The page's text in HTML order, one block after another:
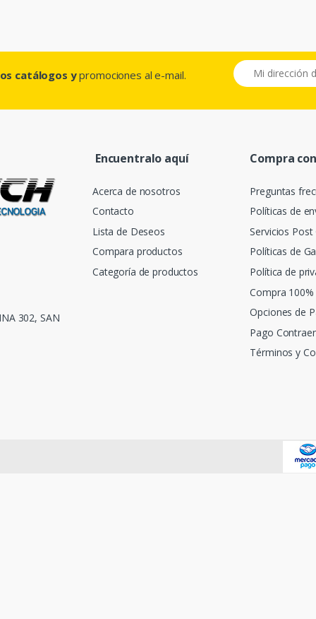
catálogos ypromociones al e-mail.
302, SAN
Encuentralo aquí
Acerca de nosotros
Contacto
Lista de Deseos
Compara productos
Categoría de productos
Compra
Preguntas
Políticas de
Servicios
Políticas de
Política de
Compra 100%
Opciones de
Pago
Términos y